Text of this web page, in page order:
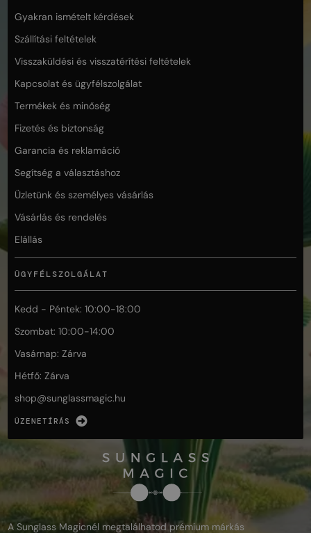
Gyakran ismételt kérdések
Szállítási feltételek
Visszaküldési és visszatérítési feltételek
Kapcsolat és ügyfélszolgálat
Termékek és minőség
Fizetés és biztonság
Garancia és reklamáció
Segítség a választáshoz
Üzletünk és személyes vásárlás
Vásárlás és rendelés
Elállás
ÜGYFÉLSZOLGÁLAT
Kedd - Péntek: 10:00-18:00
Szombat: 10:00-14:00
Vasárnap: Zárva
Hétfő: Zárva
shop@sunglassmagic.hu
ÜZENETÍRÁS
A Sunglass Magicnél megtalálhatod prémium márkás